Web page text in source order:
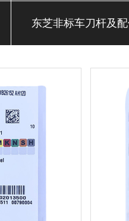
东芝非标车刀杆及